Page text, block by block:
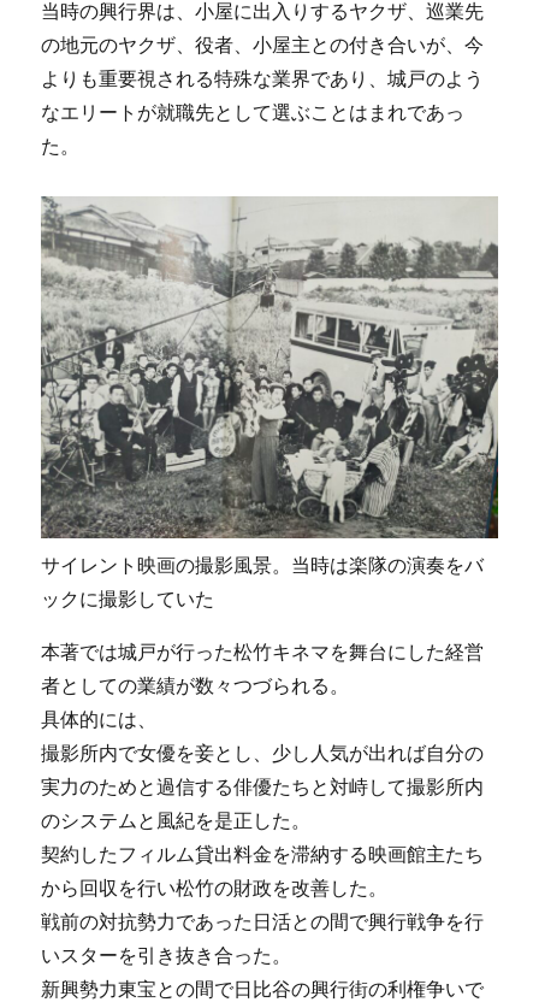
当時の興行界は、小屋に出入りするヤクザ、巡業先
の地元のヤクザ、役者、小屋主との付き合いが、今
よりも重要視される特殊な業界であり、城戸のよう
なエリートが就職先として選ぶことはまれであっ
た。
サイレント映画の撮影風景。当時は楽隊の演奏をバ
ックに撮影していた
本著では城戸が行った松竹キネマを舞台にした経営
者としての業績が数々つづられる。
具体的には、
撮影所内で女優を妾とし、少し人気が出れば自分の
実力のためと過信する俳優たちと対峙して撮影所内
のシステムと風紀を是正した。
契約したフィルム貸出料金を滞納する映画館主たち
から回収を行い松竹の財政を改善した。
戦前の対抗勢力であった日活との間で興行戦争を行
いスターを引き抜き合った。
新興勢力東宝との間で日比谷の興行街の利権争いで